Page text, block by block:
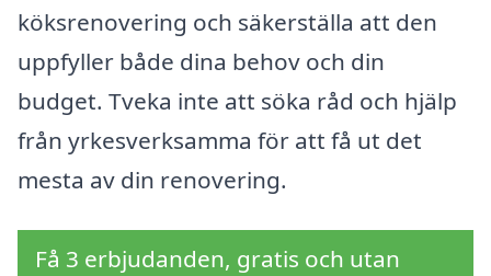
köksrenovering och säkerställa att den
uppfyller både dina behov och din
budget. Tveka inte att söka råd och hjälp
från yrkesverksamma för att få ut det
mesta av din renovering.
Få 3 erbjudanden, gratis och utan